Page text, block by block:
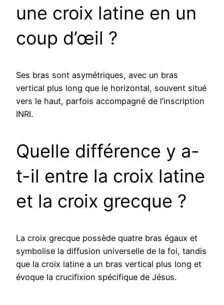
une croix latine en un
coup d’œil ?
Ses bras sont asymétriques, avec un bras
vertical plus long que le horizontal, souvent situé
vers le haut, parfois accompagné de l’inscription
INRI.
Quelle différence y a-
t-il entre la croix latine
et la croix grecque ?
La croix grecque possède quatre bras égaux et
symbolise la diffusion universelle de la foi, tandis
que la croix latine a un bras vertical plus long et
évoque la crucifixion spécifique de Jésus.